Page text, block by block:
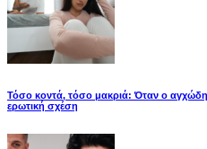
Τόσο κοντά, τόσο μακριά: Όταν ο
ερωτική σχέση